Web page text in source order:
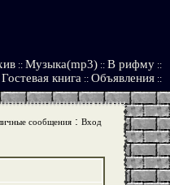
:: Музыка(mp3) :: В рифму ::
Гостевая книга :: Объявления ::
сообщения: Вход